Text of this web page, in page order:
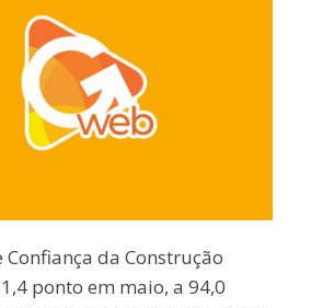
Confiança da Construção
ponto em maio, a 94,0